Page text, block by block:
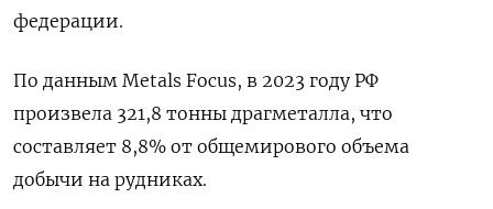
федерации.
По данным Metals Focus, в 2023 году РФ
произвела 321,8 тонны драгметалла, что
составляет 8,8% от общемирового объема
добычи на рудниках.